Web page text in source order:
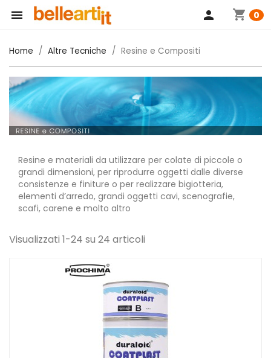
 shopping_cart 0
person
Home Altre Tecniche Resine e Compositi
Resine e materiali da utilizzare per colate di piccole o
grandi dimensioni, per riprodurre oggetti dalle diverse
consistenze e finiture o per realizzare bigiotteria,
elementi d’arredo, grandi oggetti cavi, scenografie,
scafi, carene e molto altro
Visualizzati 1-24 su 24 articoli